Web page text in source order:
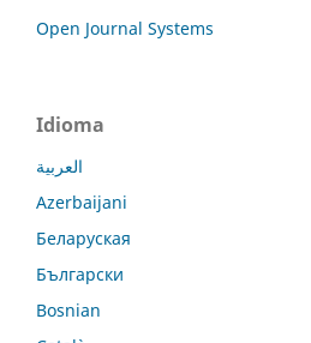
Open Journal Systems
Idioma
العربية
Azerbaijani
Беларуская
Български
Bosnian